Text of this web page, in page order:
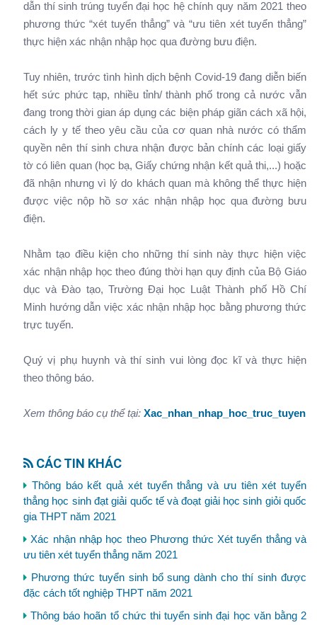
dẫn thí sinh trúng tuyển đại học hệ chính quy năm 2021 theo
phương thức “xét tuyển thẳng” và “ưu tiên xét tuyển thẳng”
thực hiện xác nhận nhập học qua đường bưu điện.
Tuy nhiên, trước tình hình dịch bệnh Covid-19 đang diễn biến
hết sức phức tạp, nhiều tỉnh/ thành phố trong cả nước vẫn
đang trong thời gian áp dụng các biện pháp giãn cách xã hội,
cách ly y tế theo yêu cầu của cơ quan nhà nước có thẩm
quyền nên thí sinh chưa nhận được bản chính các loại giấy
tờ có liên quan (học bạ, Giấy chứng nhận kết quả thi,...) hoặc
đã nhận nhưng vì lý do khách quan mà không thể thực hiện
được việc nộp hồ sơ xác nhận nhập học qua đường bưu
điện.
Nhằm tạo điều kiện cho những thí sinh này thực hiện việc
xác nhận nhập học theo đúng thời hạn quy định của Bộ Giáo
dục và Đào tạo, Trường Đại học Luật Thành phố Hồ Chí
Minh hướng dẫn việc xác nhận nhập học bằng phương thức
trực tuyến.
Quý vị phụ huynh và thí sinh vui lòng đọc kĩ và thực hiện
theo thông báo.
Xem thông báo cụ thể tại: Xac_nhan_nhap_hoc_truc_tuyen
CÁC TIN KHÁC
Thông báo kết quả xét tuyển thẳng và ưu tiên xét tuyển
thẳng học sinh đạt giải quốc tế và đoạt giải học sinh giỏi quốc
gia THPT năm 2021
Xác nhận nhập học theo Phương thức Xét tuyển thẳng và
ưu tiên xét tuyển thẳng năm 2021
Phương thức tuyển sinh bổ sung dành cho thí sinh được
đặc cách tốt nghiệp THPT năm 2021
Thông báo hoãn tổ chức thi tuyển sinh đại học văn bằng 2